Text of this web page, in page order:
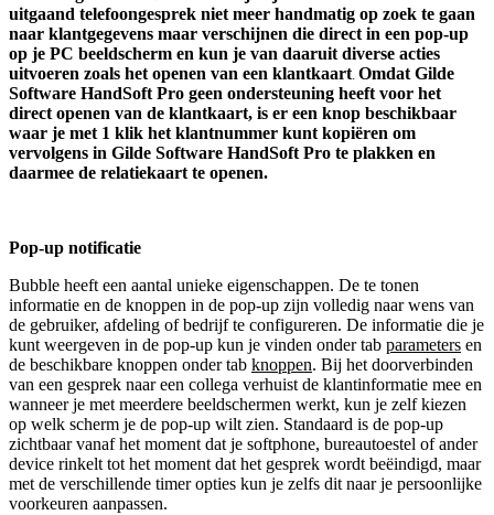
uitgaand telefoongesprek niet meer handmatig op zoek te gaan
naar klantgegevens maar verschijnen die direct in een pop-up
op je PC beeldscherm en kun je van daaruit diverse acties
uitvoeren zoals het openen van een klantkaart Omdat Gilde
Software HandSoft Pro geen ondersteuning heeft voor het
direct openen van de klantkaart, is er een knop beschikbaar
waar je met 1 klik het klantnummer kunt kopiëren om
vervolgens in Gilde Software HandSoft Pro te plakken en
daarmee de relatiekaart te openen.
Pop-up notificatie
Bubble heeft een aantal unieke eigenschappen. De te tonen
informatie en de knoppen in de pop-up zijn volledig naar wens van
de gebruiker, afdeling of bedrijf te configureren. De informatie die je
kunt weergeven in de pop-up kun je vinden onder tab parameters en
de beschikbare knoppen onder tab knoppen. Bij het doorverbinden
van een gesprek naar een collega verhuist de klantinformatie mee en
wanneer je met meerdere beeldschermen werkt, kun je zelf kiezen
op welk scherm je de pop-up wilt zien. Standaard is de pop-up
zichtbaar vanaf het moment dat je softphone, bureautoestel of ander
device rinkelt tot het moment dat het gesprek wordt beëindigd, maar
met de verschillende timer opties kun je zelfs dit naar je persoonlijke
voorkeuren aanpassen.